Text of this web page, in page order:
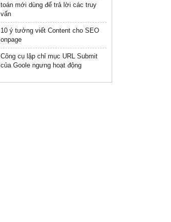
toán mới dùng để trả lời các truy
vấn
10 ý tưởng viết Content cho SEO
onpage
Công cụ lập chỉ mục URL Submit
của Goole ngưng hoạt động